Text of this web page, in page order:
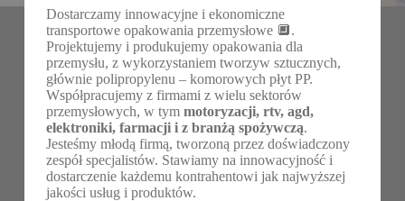
Dostarczamy innowacyjne i ekonomiczne
transportowe opakowania przemysłowe 🔲.
Projektujemy i produkujemy opakowania dla
przemysłu, z wykorzystaniem tworzyw sztucznych,
głównie polipropylenu – komorowych płyt PP.
Współpracujemy z firmami z wielu sektorów
przemysłowych, w tym motoryzacji, rtv, agd,
elektroniki, farmacji i z branżą spożywczą.
Jesteśmy młodą firmą, tworzoną przez doświadczony
zespół specjalistów. Stawiamy na innowacyjność i
dostarczenie każdemu kontrahentowi jak najwyższej
jakości usług i produktów.